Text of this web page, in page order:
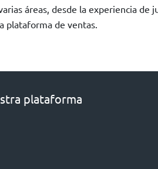
áreas, desde la experiencia de
plataforma de ventas.
plataforma